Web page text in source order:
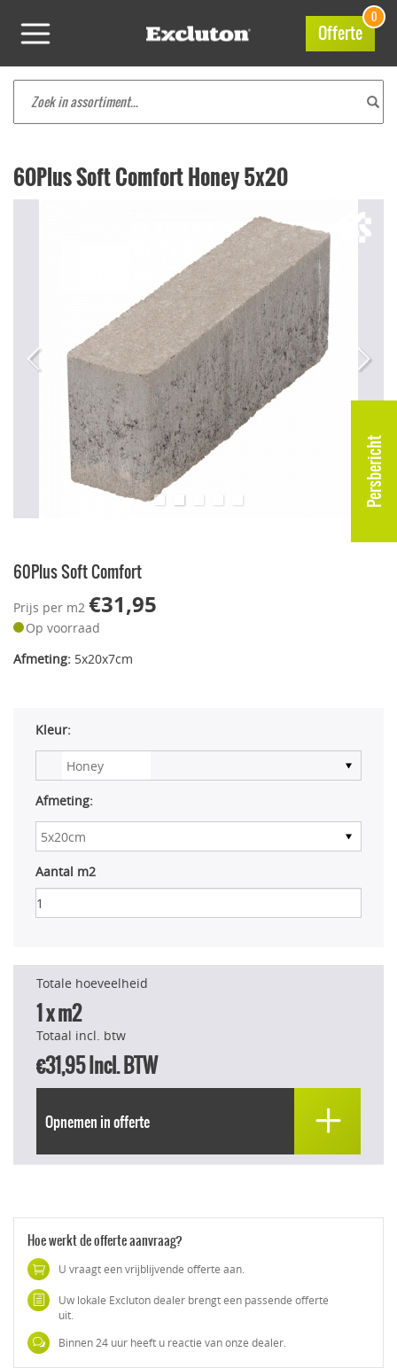
Persbericht
Offerte
0
60Plus Soft Comfort Honey 5x20
60Plus Soft Comfort
Prijs per m2 €31,95
Op voorraad
Afmeting: 5x20x7cm
Kleur:
Afmeting:
Aantal m2
Totale hoeveelheid
1x m2
Totaal incl. btw
€31,95Incl. BTW
Opnemen in offerte
Hoe werkt de offerte aanvraag?
U vraagt een vrijblijvende offerte aan.
Uw lokale Excluton dealer brengt een passende offerte
uit.
Binnen 24 uur heeft u reactie van onze dealer.